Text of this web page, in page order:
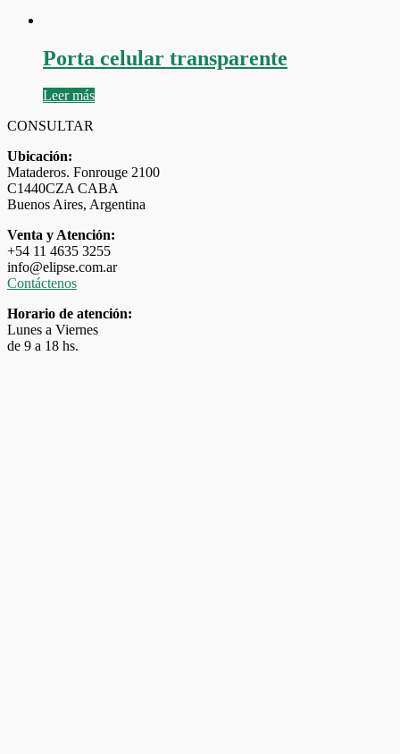
Porta celular transparente
Leer más
CONSULTAR
Ubicación:
Mataderos. Fonrouge 2100
C1440CZA CABA
Buenos Aires, Argentina
Venta y Atención:
+54 11 4635 3255
info@elipse.com.ar
Contáctenos
Horario de atención:
Lunes a Viernes
de 9 a 18 hs.